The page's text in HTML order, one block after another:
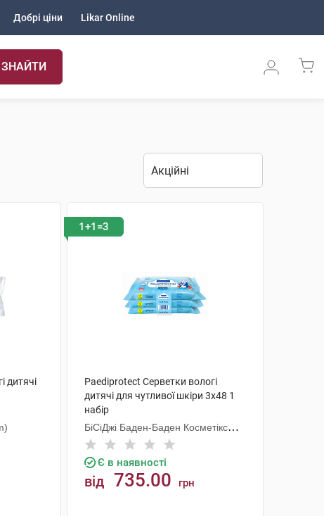
Добрі ціни Likar Online
ЗНАЙТИ
дитячі
1+1=3
Paediprotect Серветки вологі
дитячі для чутливої шкіри 3х48 1
набір
БіСіДжі Баден-Баден Косметікс
Груп Гмбх
Є в наявності
від 735.00 грн